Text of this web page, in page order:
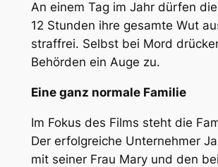
An einem Tag im Jahr dürfen
12 Stunden ihre gesamte Wut
straffrei. Selbst bei Mord
Behörden ein Auge zu.
Eine ganz normale Familie
Im Fokus des Films steht die
Der erfolgreiche Unternehmer
mit seiner Frau Mary und den